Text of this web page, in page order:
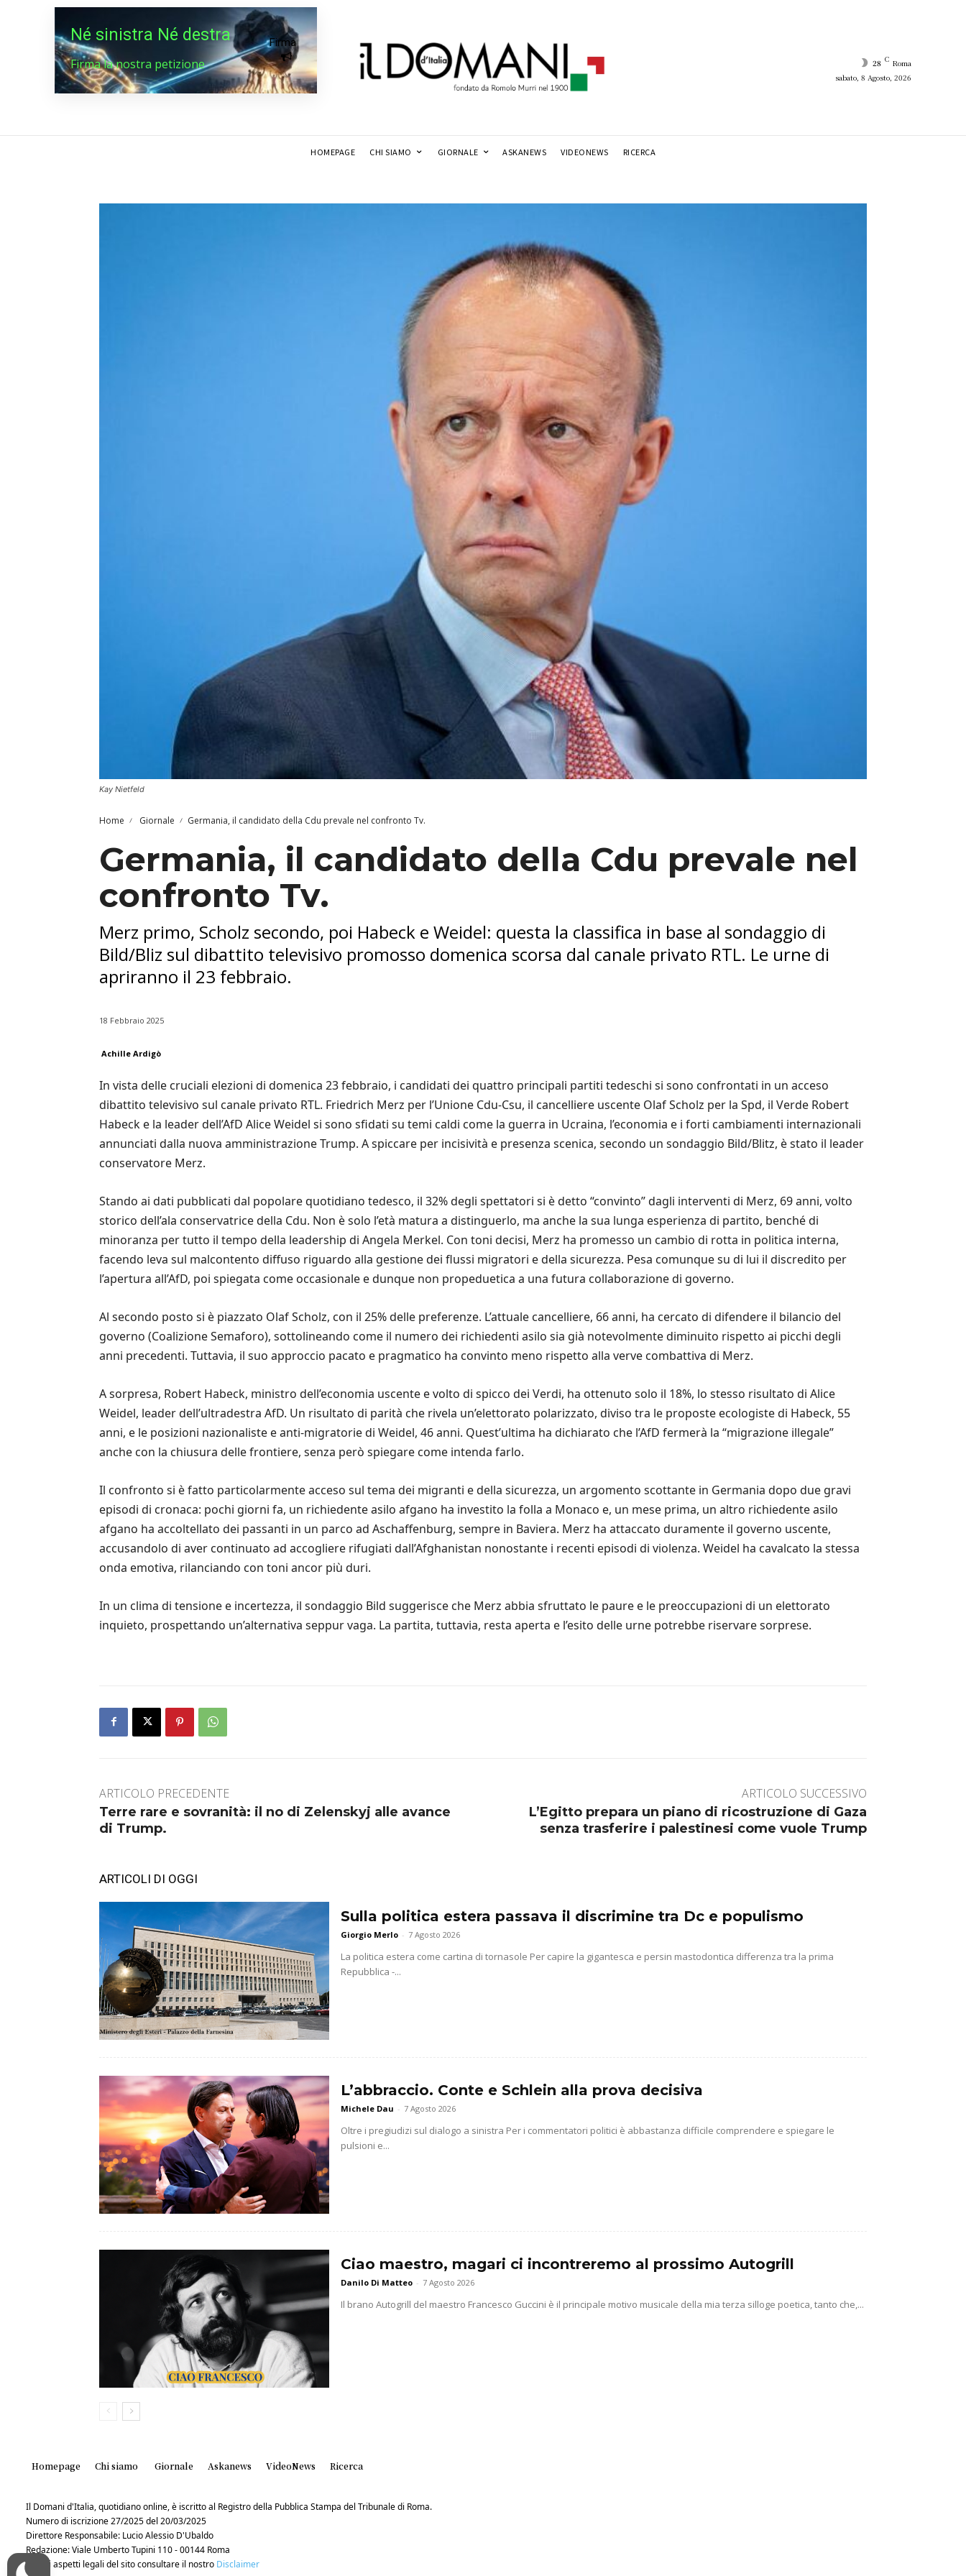
Né sinistra Né destra
Firma la nostra petizione
Firma
28 C Roma
sabato, 8 Agosto, 2026
HOMEPAGE CHI SIAMO GIORNALE ASKANEWS VIDEONEWS RICERCA
Kay Nietfeld
Home Giornale Germania, il candidato della Cdu prevale nel confronto Tv.
Germania, il candidato della Cdu prevale nel
confronto Tv.
Merz primo, Scholz secondo, poi Habeck e Weidel: questa la classifica in base al sondaggio di
Bild/Bliz sul dibattito televisivo promosso domenica scorsa dal canale privato RTL. Le urne di
apriranno il 23 febbraio.
18 Febbraio 2025
Achille Ardigò
In vista delle cruciali elezioni di domenica 23 febbraio, i candidati dei quattro principali partiti tedeschi si sono confrontati in un acceso
dibattito televisivo sul canale privato RTL. Friedrich Merz per l’Unione Cdu-Csu, il cancelliere uscente Olaf Scholz per la Spd, il Verde Robert
Habeck e la leader dell’AfD Alice Weidel si sono sfidati su temi caldi come la guerra in Ucraina, l’economia e i forti cambiamenti internazionali
annunciati dalla nuova amministrazione Trump. A spiccare per incisività e presenza scenica, secondo un sondaggio Bild/Blitz, è stato il leader
conservatore Merz.
Stando ai dati pubblicati dal popolare quotidiano tedesco, il 32% degli spettatori si è detto “convinto” dagli interventi di Merz, 69 anni, volto
storico dell’ala conservatrice della Cdu. Non è solo l’età matura a distinguerlo, ma anche la sua lunga esperienza di partito, benché di
minoranza per tutto il tempo della leadership di Angela Merkel. Con toni decisi, Merz ha promesso un cambio di rotta in politica interna,
facendo leva sul malcontento diffuso riguardo alla gestione dei flussi migratori e della sicurezza. Pesa comunque su di lui il discredito per
l’apertura all’AfD, poi spiegata come occasionale e dunque non propeduetica a una futura collaborazione di governo.
Al secondo posto si è piazzato Olaf Scholz, con il 25% delle preferenze. L’attuale cancelliere, 66 anni, ha cercato di difendere il bilancio del
governo (Coalizione Semaforo), sottolineando come il numero dei richiedenti asilo sia già notevolmente diminuito rispetto ai picchi degli
anni precedenti. Tuttavia, il suo approccio pacato e pragmatico ha convinto meno rispetto alla verve combattiva di Merz.
A sorpresa, Robert Habeck, ministro dell’economia uscente e volto di spicco dei Verdi, ha ottenuto solo il 18%, lo stesso risultato di Alice
Weidel, leader dell’ultradestra AfD. Un risultato di parità che rivela un’elettorato polarizzato, diviso tra le proposte ecologiste di Habeck, 55
anni, e le posizioni nazionaliste e anti-migratorie di Weidel, 46 anni. Quest’ultima ha dichiarato che l’AfD fermerà la “migrazione illegale”
anche con la chiusura delle frontiere, senza però spiegare come intenda farlo.
Il confronto si è fatto particolarmente acceso sul tema dei migranti e della sicurezza, un argomento scottante in Germania dopo due gravi
episodi di cronaca: pochi giorni fa, un richiedente asilo afgano ha investito la folla a Monaco e, un mese prima, un altro richiedente asilo
afgano ha accoltellato dei passanti in un parco ad Aschaffenburg, sempre in Baviera. Merz ha attaccato duramente il governo uscente,
accusandolo di aver continuato ad accogliere rifugiati dall’Afghanistan nonostante i recenti episodi di violenza. Weidel ha cavalcato la stessa
onda emotiva, rilanciando con toni ancor più duri.
In un clima di tensione e incertezza, il sondaggio Bild suggerisce che Merz abbia sfruttato le paure e le preoccupazioni di un elettorato
inquieto, prospettando un’alternativa seppur vaga. La partita, tuttavia, resta aperta e l’esito delle urne potrebbe riservare sorprese.
ARTICOLO PRECEDENTE
Terre rare e sovranità: il no di Zelenskyj alle avance
di Trump.
ARTICOLO SUCCESSIVO
L’Egitto prepara un piano di ricostruzione di Gaza
senza trasferire i palestinesi come vuole Trump
ARTICOLI DI OGGI
Sulla politica estera passava il discrimine tra Dc e populismo
Giorgio Merlo - 7 Agosto 2026
La politica estera come cartina di tornasole Per capire la gigantesca e persin mastodontica differenza tra la prima
Repubblica -...
L’abbraccio. Conte e Schlein alla prova decisiva
Michele Dau - 7 Agosto 2026
Oltre i pregiudizi sul dialogo a sinistra Per i commentatori politici è abbastanza difficile comprendere e spiegare le
pulsioni e...
Ciao maestro, magari ci incontreremo al prossimo Autogrill
Danilo Di Matteo - 7 Agosto 2026
Il brano Autogrill del maestro Francesco Guccini è il principale motivo musicale della mia terza silloge poetica, tanto che,...
Homepage Chi siamo Giornale Askanews VideoNews Ricerca
Il Domani d'Italia, quotidiano online, è iscritto al Registro della Pubblica Stampa del Tribunale di Roma.
Numero di iscrizione 27/2025 del 20/03/2025
Direttore Responsabile: Lucio Alessio D'Ubaldo
Redazione: Viale Umberto Tupini 110 - 00144 Roma
Per gli aspetti legali del sito consultare il nostro Disclaimer